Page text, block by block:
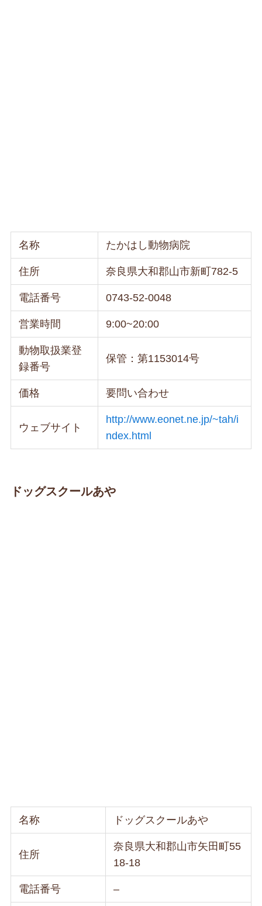
名称 たかはし動物病院
住所 奈良県大和郡山市新町782-5
電話番号 0743-52-0048
営業時間 9:00~20:00
動物取扱業登
録番号
保管：第1153014号
価格 要問い合わせ
ウェブサイト
http://www.eonet.ne.jp/~tah/i
ndex.html
ドッグスクールあや
名称 ドッグスクールあや
住所
奈良県大和郡山市矢田町55
18-18
電話番号 –